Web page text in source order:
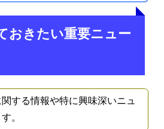
おきたい重要ニュー
する情報や特に興味深いニュ
。